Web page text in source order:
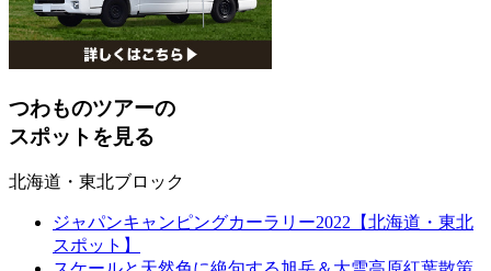
つわものツアーの
スポットを見る
北海道・東北ブロック
ジャパンキャンピングカーラリー2022【北海道・東北
スポット】